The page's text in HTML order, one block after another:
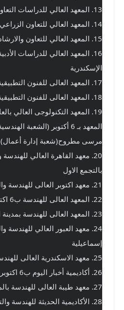
13. المعهد العالي للدراسات التعاونية والإدارية بالمنيرة
14. المعهد العالي للتعاون الزراعي بشبرا الخيمة
15. المعهد العالي للتعاون والارشاد الزراعي بأسيوط
الإسكندرية
17. المعهد العالى للفنون التطبيقية ب6 أكتوبر
18. المعهد العالى للفنون التطبيقية بالتجمع الخامس
مرسى مطروح(شعبة إدارة أعمال)
بالتجمع الاول
21. معهد اكتوبر العالى للهندسة والتكنولوجيا ب6 اكتوبر
22. المعهد العالى للهندسة ب6 اكتوبر
23. المعهد العالى للهندسة بمدينة الشروق
إسماعيلية
25. معهد الاسكندرية العالى للهندسة والتكنولوجيا بسموحة
26. أكاديمية أخبار اليوم ب6 اكتوبر
27. معهد طيبة العالى للهندسة بالمعادى
28. الأكاديمية الحديثة للهندسة والتكنولوجيا بالمعادى